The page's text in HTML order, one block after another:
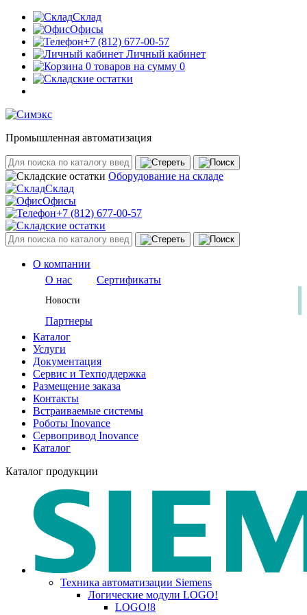
Склад
Офисы
+7 (812) 677-00-57
Личный кабинет
0 товаров на сумму 0
Промышленная автоматизация
Оборудование на складе
Склад
Офисы
+7 (812) 677-00-57
О компании
О нас
Сертификаты
Новости
Партнеры
Каталог
Услуги
Документация
Сервис и Техподдержка
Размещение заказа
Контакты
Встраиваемые системы
Роботы Inovance
Сервопривод Inovance
Каталог
Каталог продукции
Техника автоматизации Siemens
Логические модули LOGO!
LOGO!8